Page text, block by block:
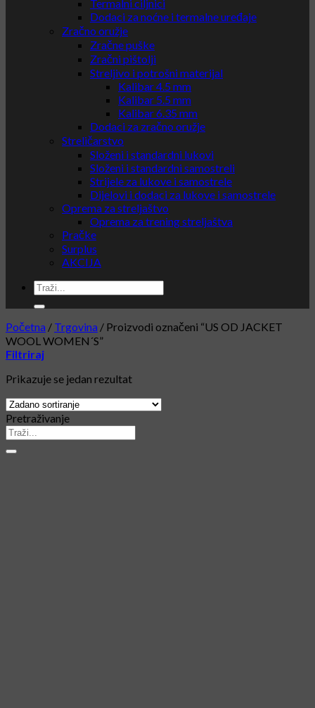
Termalni ciljnici
Dodaci za noćne i termalne uređaje
Zračno oružje
Zračne puške
Zračni pištolji
Streljivo i potrošni materijal
Kalibar 4.5 mm
Kalibar 5.5 mm
Kalibar 6.35 mm
Dodaci za zračno oružje
Streličarstvo
Složeni i standardni lukovi
Složeni i standardni samostreli
Strijele za lukove i samostrele
Dijelovi i dodaci za lukove i samostrele
Oprema za streljaštvo
Oprema za trening streljaštva
Pračke
Surplus
AKCIJA
Početna / Trgovina / Proizvodi označeni “US OD JACKET
WOOL WOMEN´S”
Filtriraj
Prikazuje se jedan rezultat
Pretraživanje